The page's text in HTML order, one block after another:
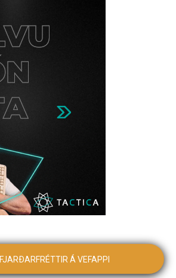
FJARÐARFRÉTTIR Á VEFAPPI